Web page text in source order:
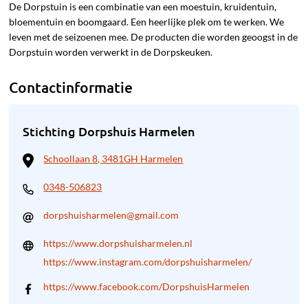
De Dorpstuin is een combinatie van een moestuin, kruidentuin,
bloementuin en boomgaard. Een heerlijke plek om te werken. We
leven met de seizoenen mee. De producten die worden geoogst in de
Dorpstuin worden verwerkt in de Dorpskeuken.
Contactinformatie
Stichting Dorpshuis Harmelen
Schoollaan 8, 3481GH Harmelen
0348-506823
dorpshuisharmelen@gmail.com
https://www.dorpshuisharmelen.nl
https://www.instagram.com/dorpshuisharmelen/
https://www.facebook.com/DorpshuisHarmelen